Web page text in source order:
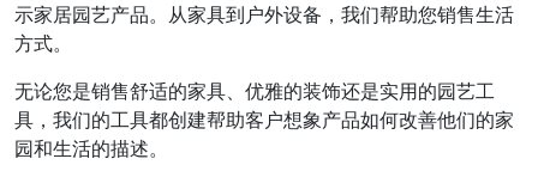
示家居园艺产品。从家具到户外设备，我们帮助您销售生活
方式。
无论您是销售舒适的家具、优雅的装饰还是实用的园艺工
具，我们的工具都创建帮助客户想象产品如何改善他们的家
园和生活的描述。